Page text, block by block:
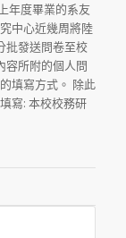
年度畢業的系友
中心近幾周將陸
批發送問卷至校
容所附的個人問
填寫方式。 除此
寫: 本校校務研